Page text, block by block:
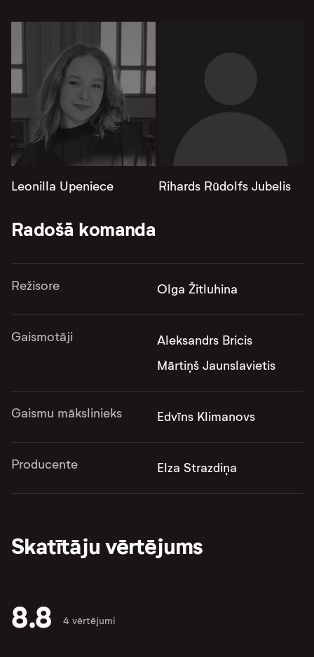
Leonilla Upeniece Rihards Rūdolfs Jubelis
Radošā komanda
Režisore Olga Žitluhina
Gaismotāji
Aleksandrs Bricis
Mārtiņš Jaunslavietis
Gaismu mākslinieks Edvīns Klimanovs
Producente Elza Strazdiņa
Skatītāju vērtējums
8.8 4 vērtējumi